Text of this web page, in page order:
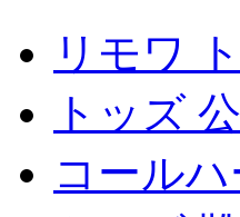
リモワ
トッズ
コール